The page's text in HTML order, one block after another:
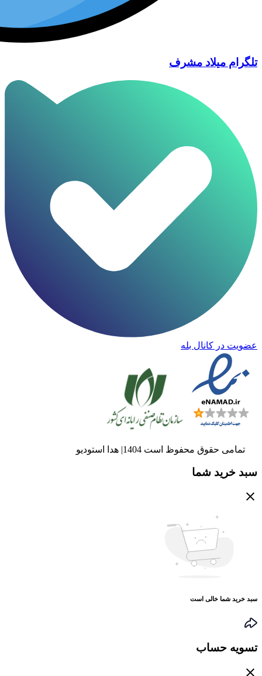
تلگرام میلاد مشرف
عضویت در کانال بله
تمامی حقوق محفوظ است 1404| هدا استودیو
سبد خرید شما
سبد خرید شما خالی است
تسویه حساب